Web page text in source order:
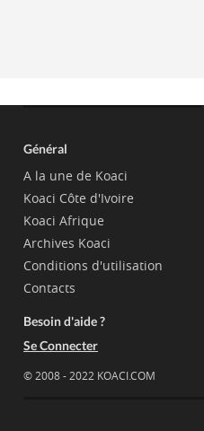
Général
A la une de Koaci
Koaci Côte d'Ivoire
Koaci Afrique
Archives Koaci
Conditions d'utilisation
Contacts
Besoin d'aide ?
Se Connecter
© 2008 - 2022 KOACI.COM